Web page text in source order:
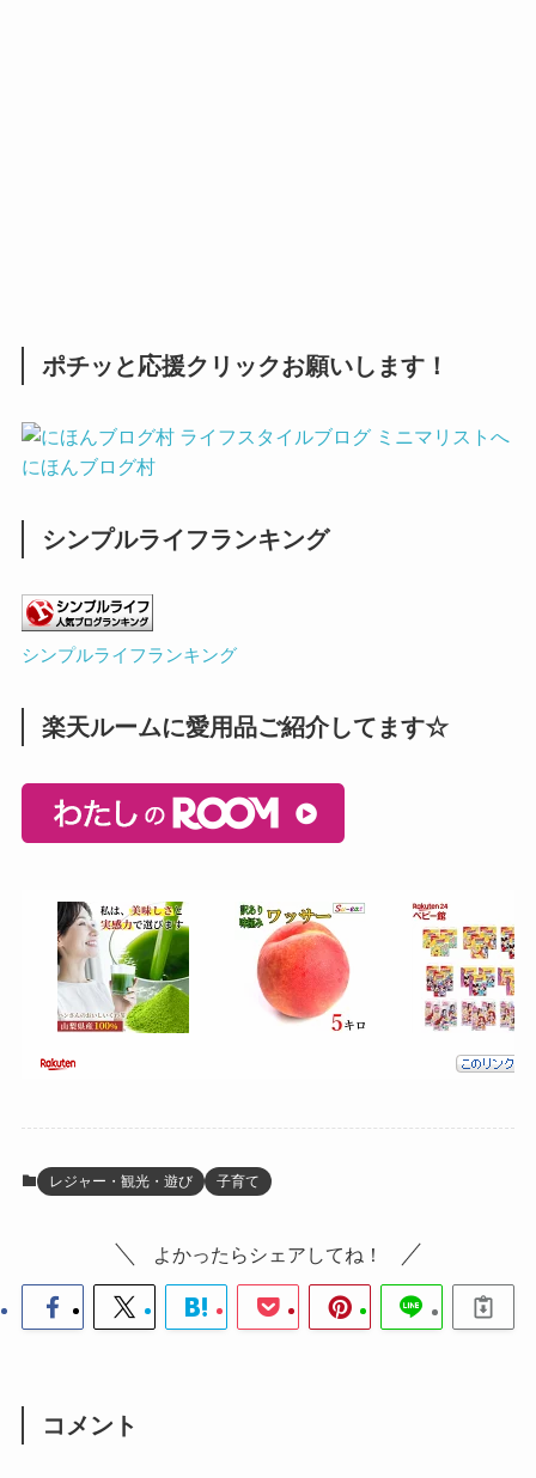
ポチッと応援クリックお願いします！
にほんブログ村
シンプルライフランキング
シンプルライフランキング
楽天ルームに愛用品ご紹介してます☆
レジャー・観光・遊び 子育て
よかったらシェアしてね！
コメント